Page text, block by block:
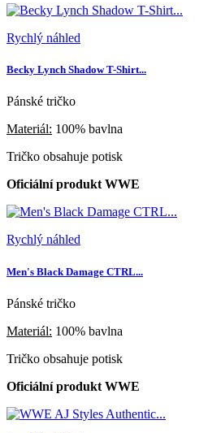
Rychlý náhled
Becky Lynch Shadow T-Shirt...
Pánské tričko
Materiál: 100% bavlna
Tričko obsahuje potisk
Oficiální produkt WWE
Rychlý náhled
Men's Black Damage CTRL...
Pánské tričko
Materiál: 100% bavlna
Tričko obsahuje potisk
Oficiální produkt WWE